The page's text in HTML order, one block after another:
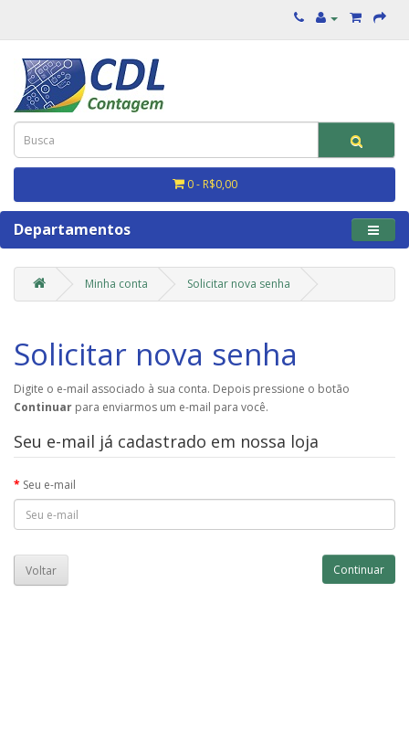
0 - R$0,00
Departamentos
Minha conta Solicitar nova senha
Solicitar nova senha
Digite o e-mail associado à sua conta. Depois pressione o botão
Continuar para enviarmos um e-mail para você.
Seu e-mail já cadastrado em nossa loja
Seu e-mail
Voltar